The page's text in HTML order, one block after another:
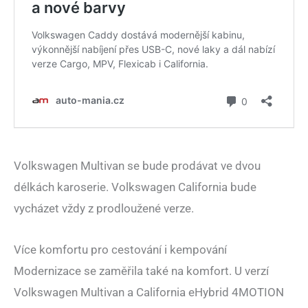
Volkswagen Multivan se bude prodávat ve dvou
délkách karoserie. Volkswagen California bude
vycházet vždy z prodloužené verze.
Více komfortu pro cestování i kempování
Modernizace se zaměřila také na komfort. U verzí
Volkswagen Multivan a California eHybrid 4MOTION